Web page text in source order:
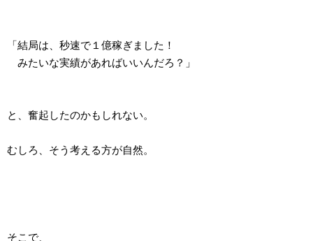
「結局は、秒速で１億稼ぎました！
みたいな実績があればいいんだろ？」
と、奮起したのかもしれない。
むしろ、そう考える方が自然。
そこで、